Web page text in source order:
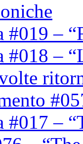
–
#018 –
–